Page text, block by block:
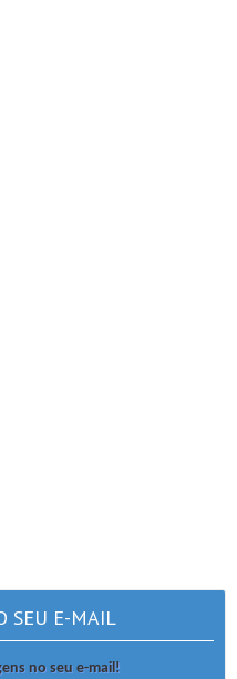
SEU E-MAIL
no seu e-mail!